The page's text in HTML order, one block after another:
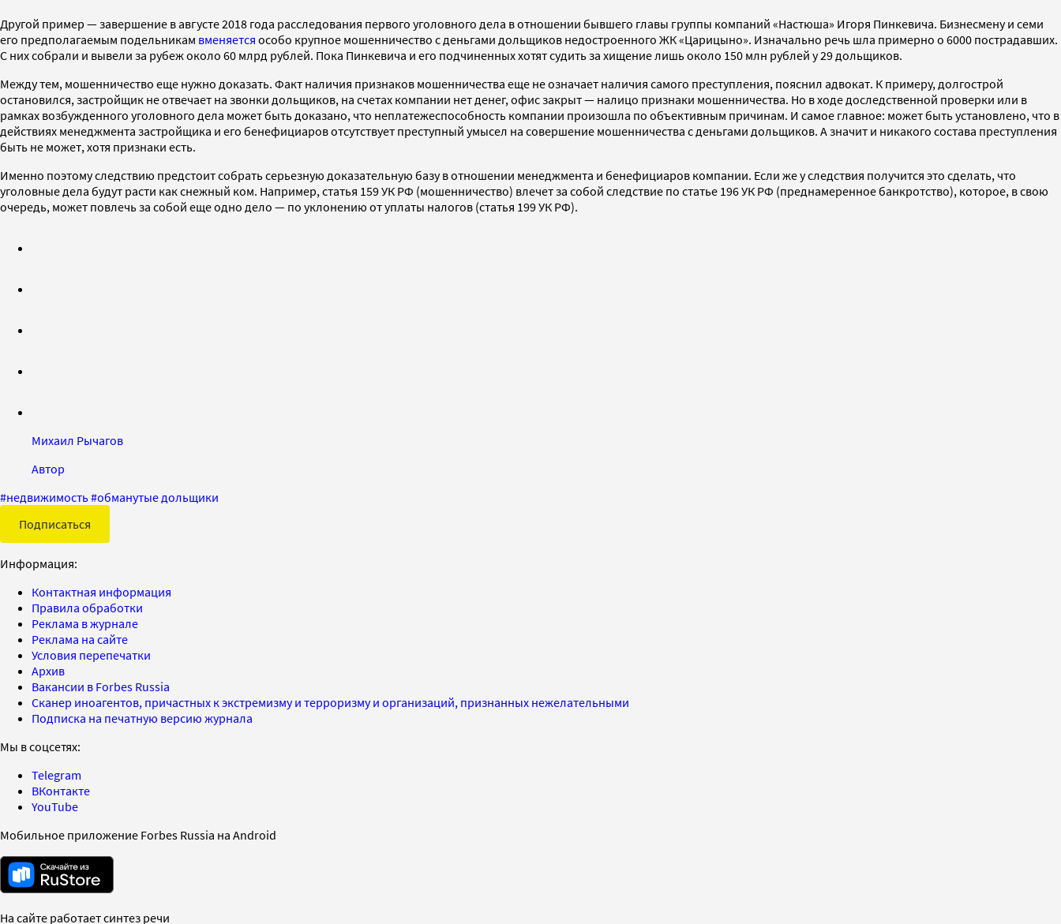
Другой пример — завершение в августе 2018 года расследования первого уголовного дела в отношении бывшего главы группы компаний «Настюша» Игоря Пинкевича. Бизнесмену и семи
его предполагаемым подельникам вменяется особо крупное мошенничество с деньгами дольщиков недостроенного ЖК «Царицыно». Изначально речь шла примерно о 6000 пострадавших.
C них собрали и вывели за рубеж около 60 млрд рублей. Пока Пинкевича и его подчиненных хотят судить за хищение лишь около 150 млн рублей у 29 дольщиков.
Между тем, мошенничество еще нужно доказать. Факт наличия признаков мошенничества еще не означает наличия самого преступления, пояснил адвокат. К примеру, долгострой
остановился, застройщик не отвечает на звонки дольщиков, на счетах компании нет денег, офис закрыт — налицо признаки мошенничества. Но в ходе доследственной проверки или в
рамках возбужденного уголовного дела может быть доказано, что неплатежеспособность компании произошла по объективным причинам. И самое главное: может быть установлено, что в
действиях менеджмента застройщика и его бенефициаров отсутствует преступный умысел на совершение мошенничества с деньгами дольщиков. А значит и никакого состава преступления
быть не может, хотя признаки есть.
Именно поэтому следствию предстоит собрать серьезную доказательную базу в отношении менеджмента и бенефициаров компании. Если же у следствия получится это сделать, что
уголовные дела будут расти как снежный ком. Например, статья 159 УК РФ (мошенничество) влечет за собой следствие по статье 196 УК РФ (преднамеренное банкротство), которое, в свою
очередь, может повлечь за собой еще одно дело — по уклонению от уплаты налогов (статья 199 УК РФ).
Михаил Рычагов
Автор
#недвижимость#обманутые дольщики
Подписаться
Информация:
Контактная информация
Правила обработки
Реклама в журнале
Реклама на сайте
Условия перепечатки
Архив
Вакансии в Forbes Russia
Сканер иноагентов, причастных к экстремизму и терроризму и организаций, признанных нежелательными
Подписка на печатную версию журнала
Мы в соцсетях:
Telegram
ВКонтакте
YouTube
Мобильное приложение Forbes Russia на Android
На сайте работает синтез речи